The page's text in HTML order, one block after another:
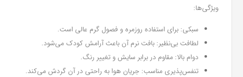
ویژگی‌ها:
سبکی: برای استفاده روزمره و فصول گرم عالی است.
لطافت بی‌نظیر: بافت نرم آن باعث آرامش کودک می‌شود.
دوام بالا: مقاوم در برابر سایش و تغییر رنگ.
تنفس‌پذیری مناسب: جریان هوا به راحتی در آن گردش می‌کند.